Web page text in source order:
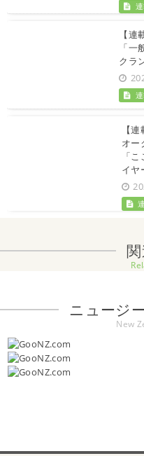
【
「一
クラ
【
オー
「
イヤ
ニュージ
New